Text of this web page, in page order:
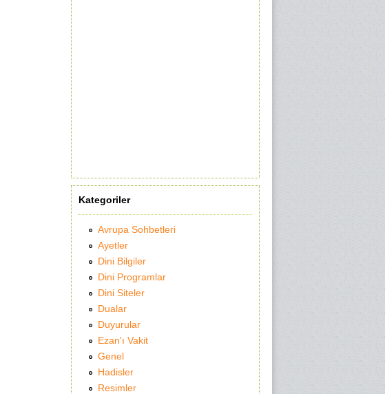
Kategoriler
Avrupa Sohbetleri
Ayetler
Dini Bilgiler
Dini Programlar
Dini Siteler
Dualar
Duyurular
Ezan'ı Vakit
Genel
Hadisler
Resimler